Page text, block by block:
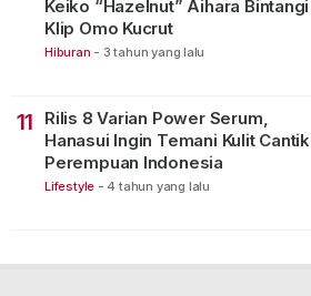
Keiko “Hazelnut” Aihara Bintangi
Klip Omo Kucrut
Hiburan - 3 tahun yang lalu
11
Rilis 8 Varian Power Serum,
Hanasui Ingin Temani Kulit Cantik
Perempuan Indonesia
Lifestyle - 4 tahun yang lalu